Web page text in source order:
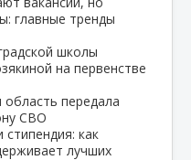
главные тренды
школы
на первенстве
область передала
СВО
как
лучших